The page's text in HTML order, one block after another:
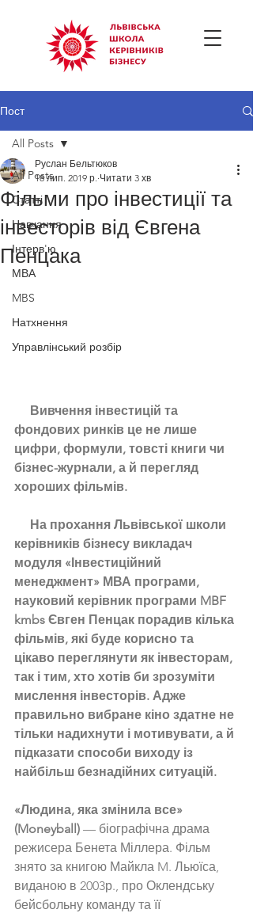
Пост
All Posts
Статті
Навчання
Інтерв'ю
МВА
MBS
Натхнення
Управлінський розбір
All Posts
Фільми про інвестиції та
інвесторів від Євгена
Пенцака
Руслан Бельтюков
18 лип. 2019 р. Читати 3 хв
фондових ринків це не лише
цифри, формули, товсті книги чи
бізнес-журнали, а й перегляд
хороших фільмів.
керівників бізнесу викладач
модуля «Інвестиційний
менеджмент» МВА програми,
науковий керівник програми MBF
kmbs Євген Пенцак порадив кілька
фільмів, які буде корисно та
цікаво переглянути як інвесторам,
так і тим, хто хотів би зрозуміти
мислення інвесторів. Адже
правильно вибране кіно здатне не
тільки надихнути і мотивувати, а й
підказати способи виходу із
найбільш безнадійних ситуацій.
«Людина, яка змінила все»
(Moneyball) — біографічна драма
режисера Бенета Міллера. Фільм
знято за книгою Майкла M. Льюїса,
виданою в 2003р., про Оклендську
бейсбольну команду та її